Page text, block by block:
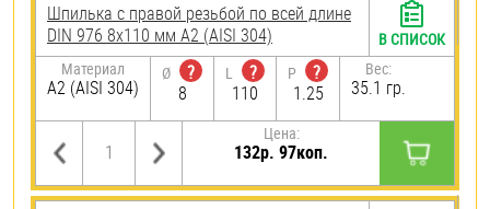
Шпилька с правой резьбой по всей длине
DIN 976 8х110 мм А2 (AISI 304)
Материал
А2 (AISI 304)
Ø
?
8
L
?
110
P
?
1.25
Вес:
35.1 гр.
Цена:
132р. 97коп.
В СПИСОК